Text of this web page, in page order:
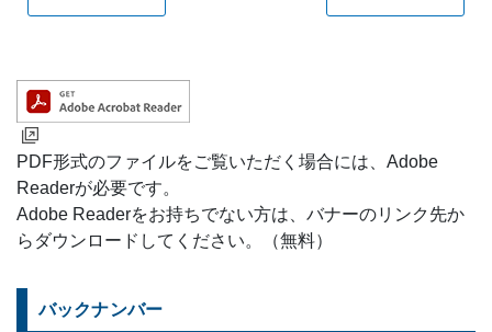
PDF形式のファイルをご覧いただく場合には、Adobe
Readerが必要です。
Adobe Readerをお持ちでない方は、バナーのリンク先か
らダウンロードしてください。（無料）
バックナンバー